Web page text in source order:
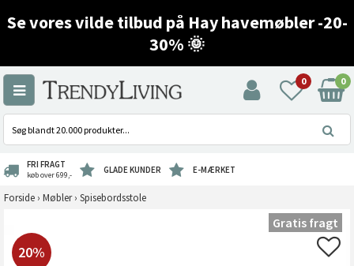
Se vores vilde tilbud på Hay havemøbler -20-
30% 🌞
0 0
FRI FRAGT
køb over 699,- GLADE KUNDER E-MÆRKET
Forside › Møbler› Spisebordsstole
20%
Gratis fragt